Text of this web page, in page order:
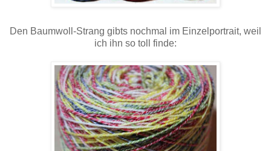
Den Baumwoll-Strang gibts nochmal im Einzelportrait, weil
ich ihn so toll finde: